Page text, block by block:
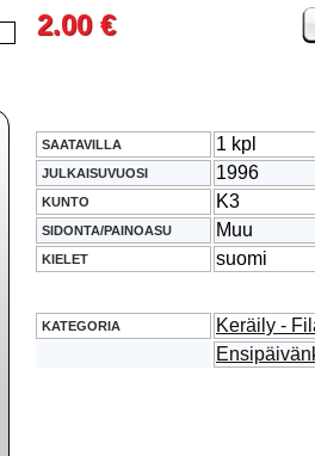
2.00 €
SAATAVILLA 1 kpl
JULKAISUVUOSI 1996
KUNTO K3
SIDONTA/PAINOASU Muu
KIELET suomi
KATEGORIA
Keräily -